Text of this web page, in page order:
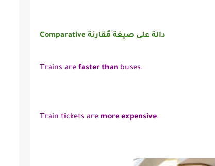
Comparative دالة على صيغة مُقارنة
Trains are faster than buses.
Train tickets are more expensive.